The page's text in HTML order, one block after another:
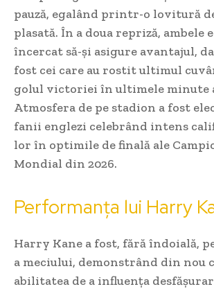
pauză, egalând printr-o lovitură
plasată. În a doua repriză, ambele
încercat să-și asigure avantajul,
fost cei care au rostit ultimul
golul victoriei în ultimele
Atmosfera de pe stadion a fost
fanii englezi celebrând intens
lor în optimile de finală ale
Mondial din 2026.
Performanța lui Harry
Harry Kane a fost, fără îndoială,
a meciului, demonstrând din nou
abilitatea de a influența